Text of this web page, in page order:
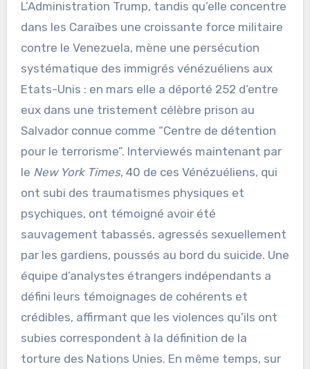
L’Administration Trump, tandis qu’elle concentre
dans les Caraïbes une croissante force militaire
contre le Venezuela, mène une persécution
systématique des immigrés vénézuéliens aux
Etats-Unis : en mars elle a déporté 252 d‘entre
eux dans une tristement célèbre prison au
Salvador connue comme “Centre de détention
pour le terrorisme”. Interviewés maintenant par
le New York Times, 40 de ces Vénézuéliens, qui
ont subi des traumatismes physiques et
psychiques, ont témoigné avoir été
sauvagement tabassés, agressés sexuellement
par les gardiens, poussés au bord du suicide. Une
équipe d’analystes étrangers indépendants a
défini leurs témoignages de cohérents et
crédibles, affirmant que les violences qu’ils ont
subies correspondent à la définition de la
torture des Nations Unies. En même temps, sur